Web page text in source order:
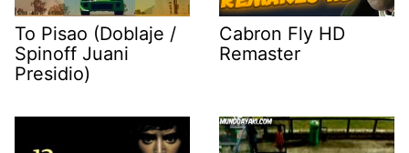
To Pisao (Doblaje /
Spinoff Juani
Presidio)
Cabron Fly HD
Remaster